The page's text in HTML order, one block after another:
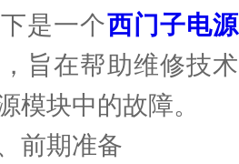
是一个西门子电
旨在帮助维修技
模块中的故障。
期准备